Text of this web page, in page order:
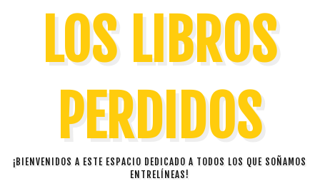
LOS LIBROS
PERDIDOS
¡BIENVENIDOS A ESTE ESPACIO DEDICADO A TODOS LOS QUE SOÑAMOS
ENTRELÍNEAS!